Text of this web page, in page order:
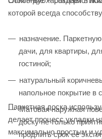
которой всегда
назначение.
дачи, для квартиры,
гостиной;
натуральный
напольное покрытие в
Матовая наружная
доску не только
продлить срок её
Паркетная доска
делает процесс укладки
максимально простым и